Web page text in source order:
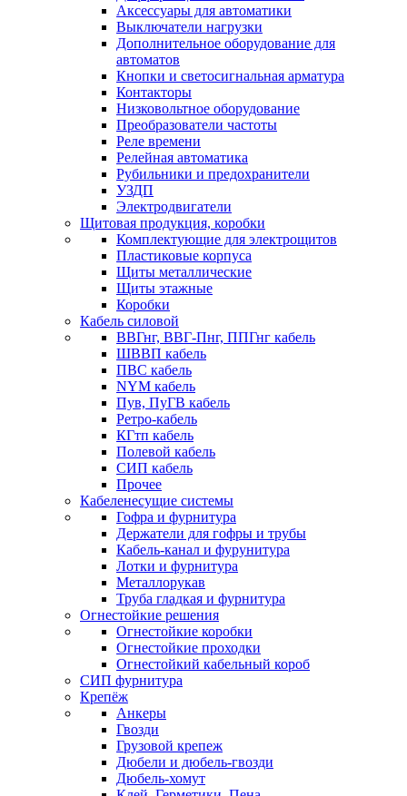
Аксессуары для автоматики
Выключатели нагрузки
Дополнительное оборудование для
автоматов
Кнопки и светосигнальная арматура
Контакторы
Низковольтное оборудование
Преобразователи частоты
Реле времени
Релейная автоматика
Рубильники и предохранители
УЗДП
Электродвигатели
Щитовая продукция, коробки
Комплектующие для электрощитов
Пластиковые корпуса
Щиты металлические
Щиты этажные
Коробки
Кабель силовой
ВВГнг, ВВГ-Пнг, ППГнг кабель
ШВВП кабель
ПВС кабель
NYM кабель
Пув, ПуГВ кабель
Ретро-кабель
КГтп кабель
Полевой кабель
СИП кабель
Прочее
Кабеленесущие системы
Гофра и фурнитура
Держатели для гофры и трубы
Кабель-канал и фурунитура
Лотки и фурнитура
Металлорукав
Труба гладкая и фурнитура
Огнестойкие решения
Огнестойкие коробки
Огнестойкие проходки
Огнестойкий кабельный короб
СИП фурнитура
Крепёж
Анкеры
Гвозди
Грузовой крепеж
Дюбели и дюбель-гвозди
Дюбель-хомут